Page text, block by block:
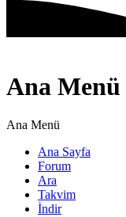
Ana Menü
Ana Menü
Ana Sayfa
Forum
Ara
Takvim
İndir